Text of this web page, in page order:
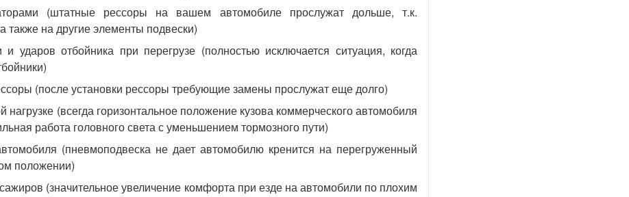
(штатные рессоры на вашем автомобиле прослужат дольше, т.к.
также на другие элементы подвески)
ударов отбойника при перегрузе (полностью исключается ситуация, когда
(после установки рессоры требующие замены прослужат еще долго)
(всегда горизонтальное положение кузова коммерческого автомобиля
работа головного света с уменьшением тормозного пути)
(пневмоподвеска не дает автомобилю кренится на перегруженный
положении)
(значительное увеличение комфорта при езде на автомобили по плохим